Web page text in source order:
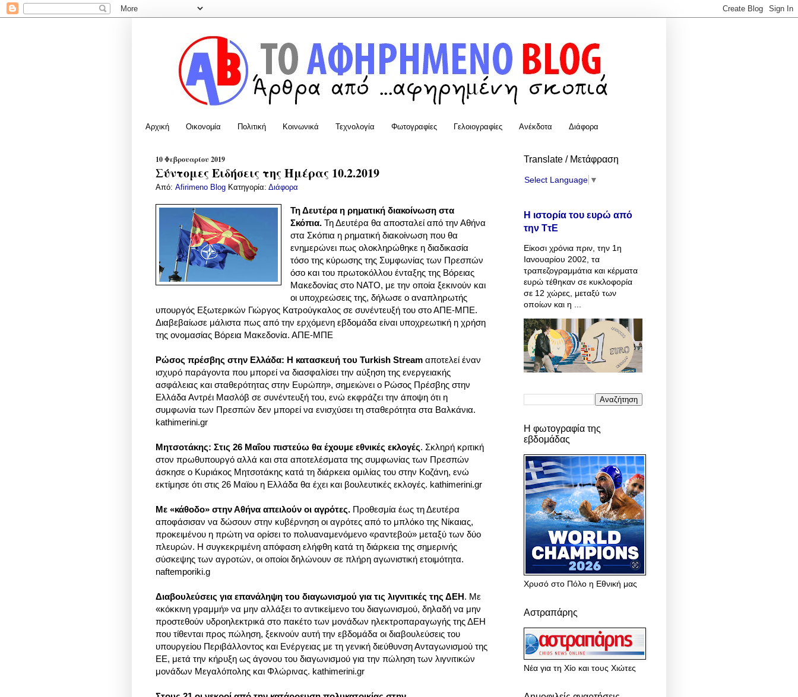
Αρχική Οικονομία Πολιτική Κοινωνικά Τεχνολογία Φωτογραφίες Γελοιογραφίες Ανέκδοτα Διάφορα
10 Φεβρουαρίου 2019
Σύντομες Ειδήσεις της Ημέρας 10.2.2019
Από: Afirimeno Blog Κατηγορία: Διάφορα
Τη Δευτέρα η ρηματική διακοίνωση στα
Σκόπια. Τη Δευτέρα θα αποσταλεί από την Αθήνα
στα Σκόπια η ρηματική διακοίνωση που θα
ενημερώνει πως ολοκληρώθηκε η διαδικασία
τόσο της κύρωσης της Συμφωνίας των Πρεσπών
όσο και του πρωτοκόλλου ένταξης της Βόρειας
Μακεδονίας στο ΝΑΤΟ, με την οποία ξεκινούν και
οι υποχρεώσεις της, δήλωσε ο αναπληρωτής
υπουργός Εξωτερικών Γιώργος Κατρούγκαλος σε συνέντευξή του στο ΑΠΕ-ΜΠΕ.
Διαβεβαίωσε μάλιστα πως από την ερχόμενη εβδομάδα είναι υποχρεωτική η χρήση
της ονομασίας Βόρεια Μακεδονία. ΑΠΕ-ΜΠΕ
Ρώσος πρέσβης στην Ελλάδα: Η κατασκευή του Turkish Stream αποτελεί έναν
ισχυρό παράγοντα που μπορεί να διασφαλίσει την αύξηση της ενεργειακής
ασφάλειας και σταθερότητας στην Ευρώπη», σημειώνει ο Ρώσος Πρέσβης στην
Ελλάδα Αντρέι Μασλόβ σε συνέντευξή του, ενώ εκφράζει την άποψη ότι η
συμφωνία των Πρεσπών δεν μπορεί να ενισχύσει τη σταθερότητα στα Βαλκάνια.
kathimerini.gr
Μητσοτάκης: Στις 26 Μαΐου πιστεύω θα έχουμε εθνικές εκλογές. Σκληρή κριτική
στον πρωθυπουργό αλλά και στα αποτελέσματα της συμφωνίας των Πρεσπών
άσκησε ο Κυριάκος Μητσοτάκης κατά τη διάρκεια ομιλίας του στην Κοζάνη, ενώ
εκτίμησε ότι στις 26 Μαϊου η Ελλάδα θα έχει και βουλευτικές εκλογές. kathimerini.gr
Με «κάθοδο» στην Αθήνα απειλούν οι αγρότες. Προθεσμία έως τη Δευτέρα
αποφάσισαν να δώσουν στην κυβέρνηση οι αγρότες από το μπλόκο της Νίκαιας,
προκειμένου η πρώτη να ορίσει το πολυαναμενόμενο «ραντεβού» μεταξύ των δύο
πλευρών. Η συγκεκριμένη απόφαση ελήφθη κατά τη διάρκεια της σημερινής
σύσκεψης των αγροτών, οι οποίοι δηλώνουν σε πλήρη αγωνιστική ετοιμότητα.
naftemporiki.g
Διαβουλεύσεις για επανάληψη του διαγωνισμού για τις λιγνιτικές της ΔΕΗ . Με
«κόκκινη γραμμή» να μην αλλάξει το αντικείμενο του διαγωνισμού, δηλαδή να μην
προστεθούν υδροηλεκτρικά στο πακέτο των μονάδων ηλεκτροπαραγωγής της ΔΕΗ
που τίθενται προς πώληση, ξεκινούν αυτή την εβδομάδα οι διαβουλεύσεις του
υπουργείου Περιβάλλοντος και Ενέργειας με τη γενική διεύθυνση Ανταγωνισμού της
ΕΕ, μετά την κήρυξη ως άγονου του διαγωνισμού για την πώληση των λιγνιτικών
μονάδων Μεγαλόπολης και Φλώρινας. kathimerini.gr
Translate / Μετάφραση
Select Language ▼
Η ιστορία του ευρώ από
την ΤτΕ
Είκοσι χρόνια πριν, την 1η
Ιανουαρίου 2002, τα
τραπεζογραμμάτια και κέρματα
ευρώ τέθηκαν σε κυκλοφορία
σε 12 χώρες, μεταξύ των
οποίων και η ...
Η φωτογραφία της
εβδομάδας
Χρυσό στο Πόλο η Εθνική μας
Αστραπάρης
Νέα για τη Χίο και τους Χιώτες